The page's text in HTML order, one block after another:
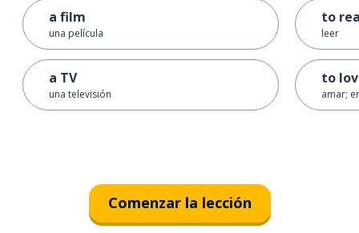
a film
una película
a TV
una televisión
to
leer
to
amar;
Comenzar la lección